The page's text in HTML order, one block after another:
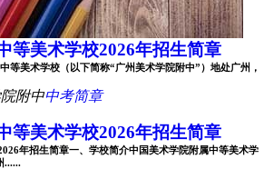
等美术学校2026年招生简章
等美术学校（以下简称“广州美术学院附中”）地处广州，
附中中考简章
等美术学校2026年招生简章
年招生简章一、学校简介中国美术学院附属中等美术学
......